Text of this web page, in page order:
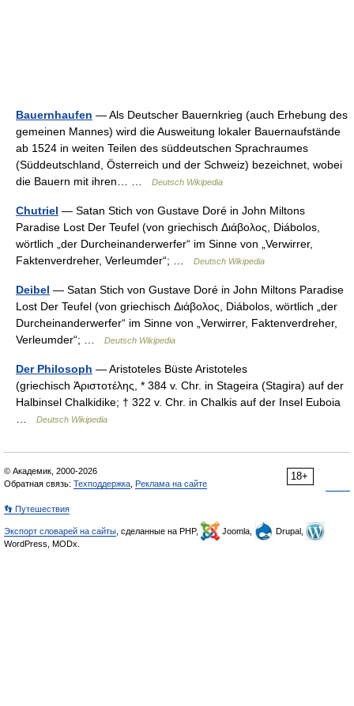
Bauernhaufen — Als Deutscher Bauernkrieg (auch Erhebung des
gemeinen Mannes) wird die Ausweitung lokaler Bauernaufstände
ab 1524 in weiten Teilen des süddeutschen Sprachraumes
(Süddeutschland, Österreich und der Schweiz) bezeichnet, wobei
die Bauern mit ihren… …
Deutsch Wikipedia
Chutriel — Satan Stich von Gustave Doré in John Miltons
Paradise Lost Der Teufel (von griechisch Διάβολος, Diábolos,
wörtlich „der Durcheinanderwerfer“ im Sinne von „Verwirrer,
Faktenverdreher, Verleumder“; …
Deutsch Wikipedia
Deibel — Satan Stich von Gustave Doré in John Miltons Paradise
Lost Der Teufel (von griechisch Διάβολος, Diábolos, wörtlich „der
Durcheinanderwerfer“ im Sinne von „Verwirrer, Faktenverdreher,
Verleumder“; …
Deutsch Wikipedia
Der Philosoph — Aristoteles Büste Aristoteles
(griechisch Ἀριστoτέλης, * 384 v. Chr. in Stageira (Stagira) auf der
Halbinsel Chalkidike; † 322 v. Chr. in Chalkis auf der Insel Euboia
Deutsch Wikipedia
18+
© Академик, 2000-2026
Обратная связь: Техподдержка Реклама на сайте
👣 Путешествия
Экспорт словарей на сайты , сделанные на PHP, Joomla,
Drupal,
WordPress, MODx.